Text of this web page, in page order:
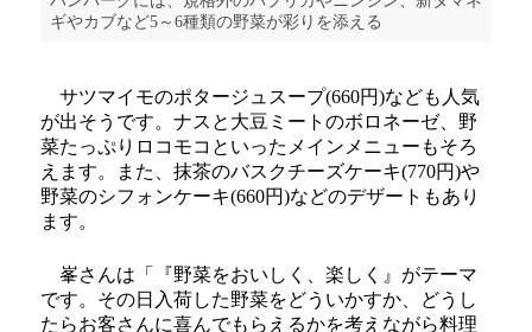
ギやカブなど5～6種類の野菜が彩りを添える
サツマイモのポタージュスープ(660円)なども人気
が出そうです。ナスと大豆ミートのボロネーゼ、野
菜たっぷりロコモコといったメインメニューもそろ
えます。また、抹茶のバスクチーズケーキ(770円)や
野菜のシフォンケーキ(660円)などのデザートもあり
ます。
峯さんは「『野菜をおいしく、楽しく』がテーマ
です。その日入荷した野菜をどういかすか、どうし
たらお客さんに喜んでもらえるかを考えながら料理